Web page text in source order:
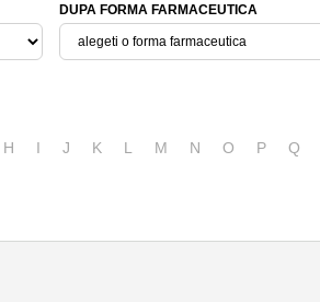
DUPA FORMA FARMACEUTICA
H I J K L M N O P Q